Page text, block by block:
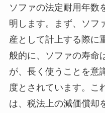
ソファの法定耐用年数
明します。まず、ソフ
産として計上する際に
般的に、ソファの寿命
が、長く使うことを意
度とされています。こ
は、税法上の減価償却